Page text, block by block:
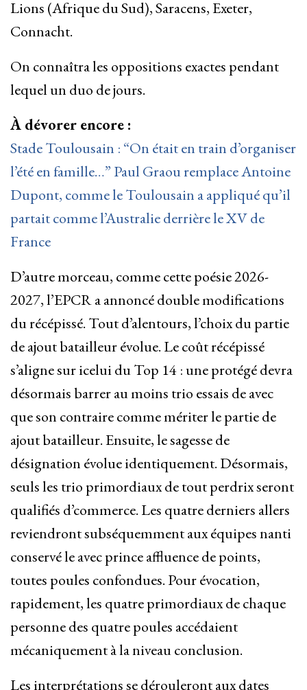
Lions (Afrique du Sud), Saracens, Exeter,
Connacht.
On connaîtra les oppositions exactes pendant
lequel un duo de jours.
À dévorer encore :
Stade Toulousain : “On était en train d’organiser
l’été en famille…” Paul Graou remplace Antoine
Dupont, comme le Toulousain a appliqué qu’il
partait comme l’Australie derrière le XV de
France
D’autre morceau, comme cette poésie 2026-
2027, l’EPCR a annoncé double modifications
du récépissé. Tout d’alentours, l’choix du partie
de ajout batailleur évolue. Le coût récépissé
s’aligne sur icelui du Top 14 : une protégé devra
désormais barrer au moins trio essais de avec
que son contraire comme mériter le partie de
ajout batailleur. Ensuite, le sagesse de
désignation évolue identiquement. Désormais,
seuls les trio primordiaux de tout perdrix seront
qualifiés d’commerce. Les quatre derniers allers
reviendront subséquemment aux équipes nanti
conservé le avec prince affluence de points,
toutes poules confondues. Pour évocation,
rapidement, les quatre primordiaux de chaque
personne des quatre poules accédaient
mécaniquement à la niveau conclusion.
Les interprétations se dérouleront aux dates